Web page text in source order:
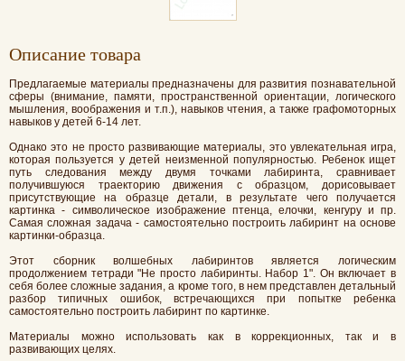
Oписание товара
Предлагаемые материалы предназначены для развития познавательной
сферы (внимание, памяти, пространственной ориентации, логического
мышления, воображения и т.п.), навыков чтения, а также графомоторных
навыков у детей 6-14 лет.
Однако это не просто развивающие материалы, это увлекательная игра,
которая пользуется у детей неизменной популярностью. Ребенок ищет
путь следования между двумя точками лабиринта, сравнивает
получившуюся траекторию движения с образцом, дорисовывает
присутствующие на образце детали, в результате чего получается
картинка - символическое изображение птенца, елочки, кенгуру и пр.
Самая сложная задача - самостоятельно построить лабиринт на основе
картинки-образца.
Этот сборник волшебных лабиринтов является логическим
продолжением тетради "Не просто лабиринты. Набор 1". Он включает в
себя более сложные задания, а кроме того, в нем представлен детальный
разбор типичных ошибок, встречающихся при попытке ребенка
самостоятельно построить лабиринт по картинке.
Материалы можно использовать как в коррекционных, так и в
развивающих целях.